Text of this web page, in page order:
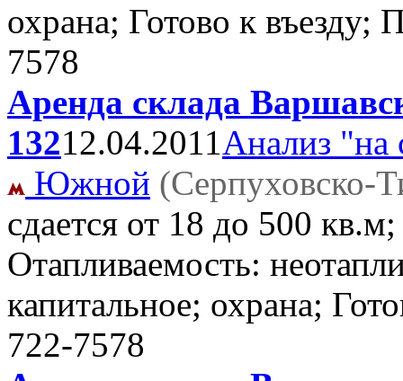
охрана; Готово к въезду;
7578
Аренда склада
13212.04.2011Анализ "на
Южной (Серпуховско-
сдается от 18 до 500
Отапливаемость:
капитальное; охрана;
722-7578